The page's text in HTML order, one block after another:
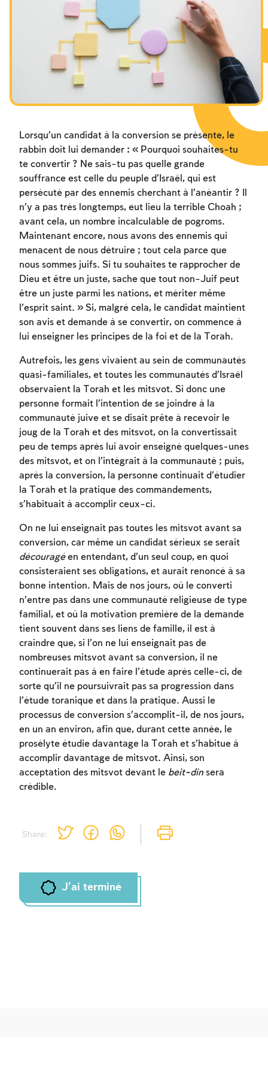
Les jeûnes liés à la destruction du Temple
Share:
Lorsqu’un candidat à la conversion se présente, le
rabbin doit lui demander : « Pourquoi souhaites-tu
te convertir ? Ne sais-tu pas quelle grande
souffrance est celle du peuple d’Israël, qui est
persécuté par des ennemis cherchant à l’anéantir ? Il
n’y a pas très longtemps, eut lieu la terrible Choah ;
avant cela, un nombre incalculable de pogroms.
Maintenant encore, nous avons des ennemis qui
menacent de nous détruire ; tout cela parce que
nous sommes juifs. Si tu souhaites te rapprocher de
Dieu et être un juste, sache que tout non-Juif peut
être un juste parmi les nations, et mériter même
l’esprit saint. » Si, malgré cela, le candidat maintient
son avis et demande à se convertir, on commence à
lui enseigner les principes de la foi et de la Torah.
Autrefois, les gens vivaient au sein de communautés
quasi-familiales, et toutes les communautés d’Israël
observaient la Torah et les mitsvot. Si donc une
personne formait l’intention de se joindre à la
communauté juive et se disait prête à recevoir le
joug de la Torah et des mitsvot, on la convertissait
peu de temps après lui avoir enseigné quelques-unes
des mitsvot, et on l’intégrait à la communauté ; puis,
après la conversion, la personne continuait d’étudier
la Torah et la pratique des commandements,
s’habituait à accomplir ceux-ci.
On ne lui enseignait pas toutes les mitsvot avant sa
conversion, car même un candidat sérieux se serait
découragéen entendant, d’un seul coup, en quoi
consisteraient ses obligations, et aurait renoncé à sa
bonne intention. Mais de nos jours, où le converti
n’entre pas dans une communauté religieuse de type
familial, et où la motivation première de la demande
tient souvent dans ses liens de famille, il est à
craindre que, si l’on ne lui enseignait pas de
nombreuses mitsvot avant sa conversion, il ne
continuerait pas à en faire l’étude après celle-ci, de
sorte qu’il ne poursuivrait pas sa progression dans
l’étude toranique et dans la pratique. Aussi le
processus de conversion s’accomplit-il, de nos jours,
en un an environ, afin que, durant cette année, le
prosélyte étudie davantage la Torah et s’habitue à
accomplir davantage de mitsvot. Ainsi, son
acceptation des mitsvot devant le beit-din sera
crédible.
J'ai terminé
Inscription requise
Afin d'enregistrer ce que vous avez étudié,
vous devez vous connectez ou vous
Inscription Connexion